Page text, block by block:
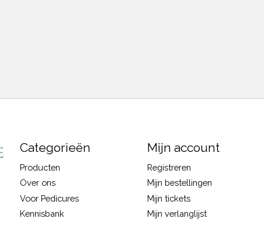
Categorieën
Producten
Over ons
Voor Pedicures
Kennisbank
Mijn account
Registreren
Mijn bestellingen
Mijn tickets
Mijn verlanglijst